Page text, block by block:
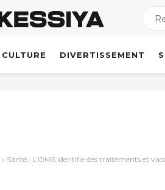
CULTURE DIVERTISSEMENT
» Santé : L’OMS identifie des traitements et